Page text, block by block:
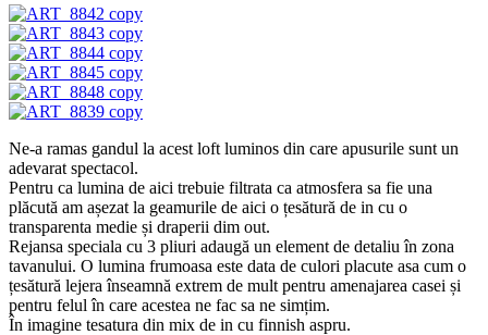
Ne-a ramas gandul la acest loft luminos din care apusurile sunt un
adevarat spectacol.
Pentru ca lumina de aici trebuie filtrata ca atmosfera sa fie una
plăcută am așezat la geamurile de aici o țesătură de in cu o
transparenta medie și draperii dim out.
Rejansa speciala cu 3 pliuri adaugă un element de detaliu în zona
tavanului. O lumina frumoasa este data de culori placute asa cum o
țesătură lejera înseamnă extrem de mult pentru amenajarea casei și
pentru felul în care acestea ne fac sa ne simțim.
În imagine tesatura din mix de in cu finnish aspru.